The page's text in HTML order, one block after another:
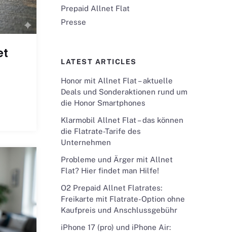
Prepaid Allnet Flat
Presse
LATEST ARTICLES
Honor mit Allnet Flat – aktuelle
Deals und Sonderaktionen rund um
die Honor Smartphones
Klarmobil Allnet Flat – das können
die Flatrate-Tarife des
Unternehmen
Probleme und Ärger mit Allnet
Flat? Hier findet man Hilfe!
O2 Prepaid Allnet Flatrates:
Freikarte mit Flatrate-Option ohne
Kaufpreis und Anschlussgebühr
iPhone 17 (pro) und iPhone Air: